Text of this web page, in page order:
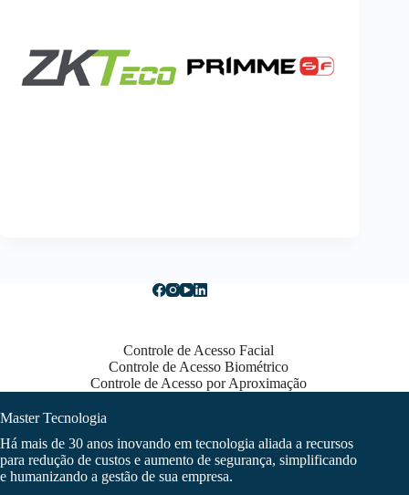
Controle de Acesso Facial
Controle de Acesso Biométrico
Controle de Acesso por Aproximação
Master Tecnologia
Há mais de 30 anos inovando em tecnologia aliada a recursos
para redução de custos e aumento de segurança, simplificando
e humanizando a gestão de sua empresa.